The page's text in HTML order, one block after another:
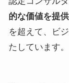
的な価値を提供
を超えて、ビ
たしています。